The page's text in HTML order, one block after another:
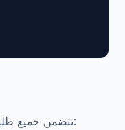
تتضمن جميع طلبات الويب هوك ترويسة توقيع للتحقق: